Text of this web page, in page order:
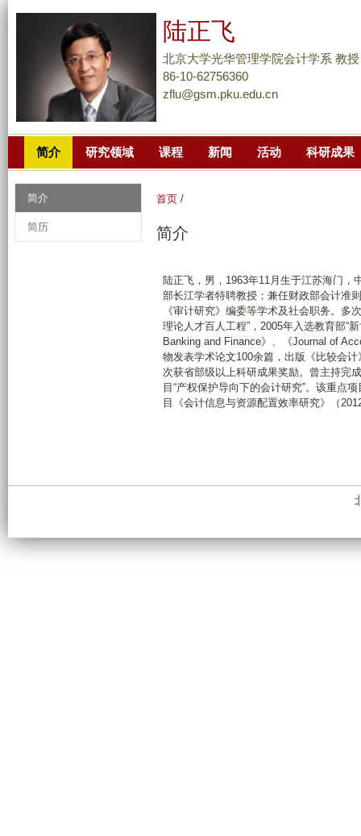
到
主
要
陆正飞
北京大学光华管理学院会计学系 教授
86-10-62756360
zflu@gsm.pku.edu.cn
简介 研究领域 课程 新闻 活动 科研成果
首页 /
简介
陆正飞，男，1963年11月生于江苏海门
部长江学者特聘教授；兼任财政部会计准
《审计研究》编委等学术及社会职务。多
理论人才百人工程”，2005年入选教育部“
Banking and Finance》、《Journal of
物发表学术论文100余篇，出版《比较会
次获省部级以上科研成果奖励。曾主持完
目“产权保护导向下的会计研究”。该重点
目《会计信息与资源配置效率研究》（
简介
简历